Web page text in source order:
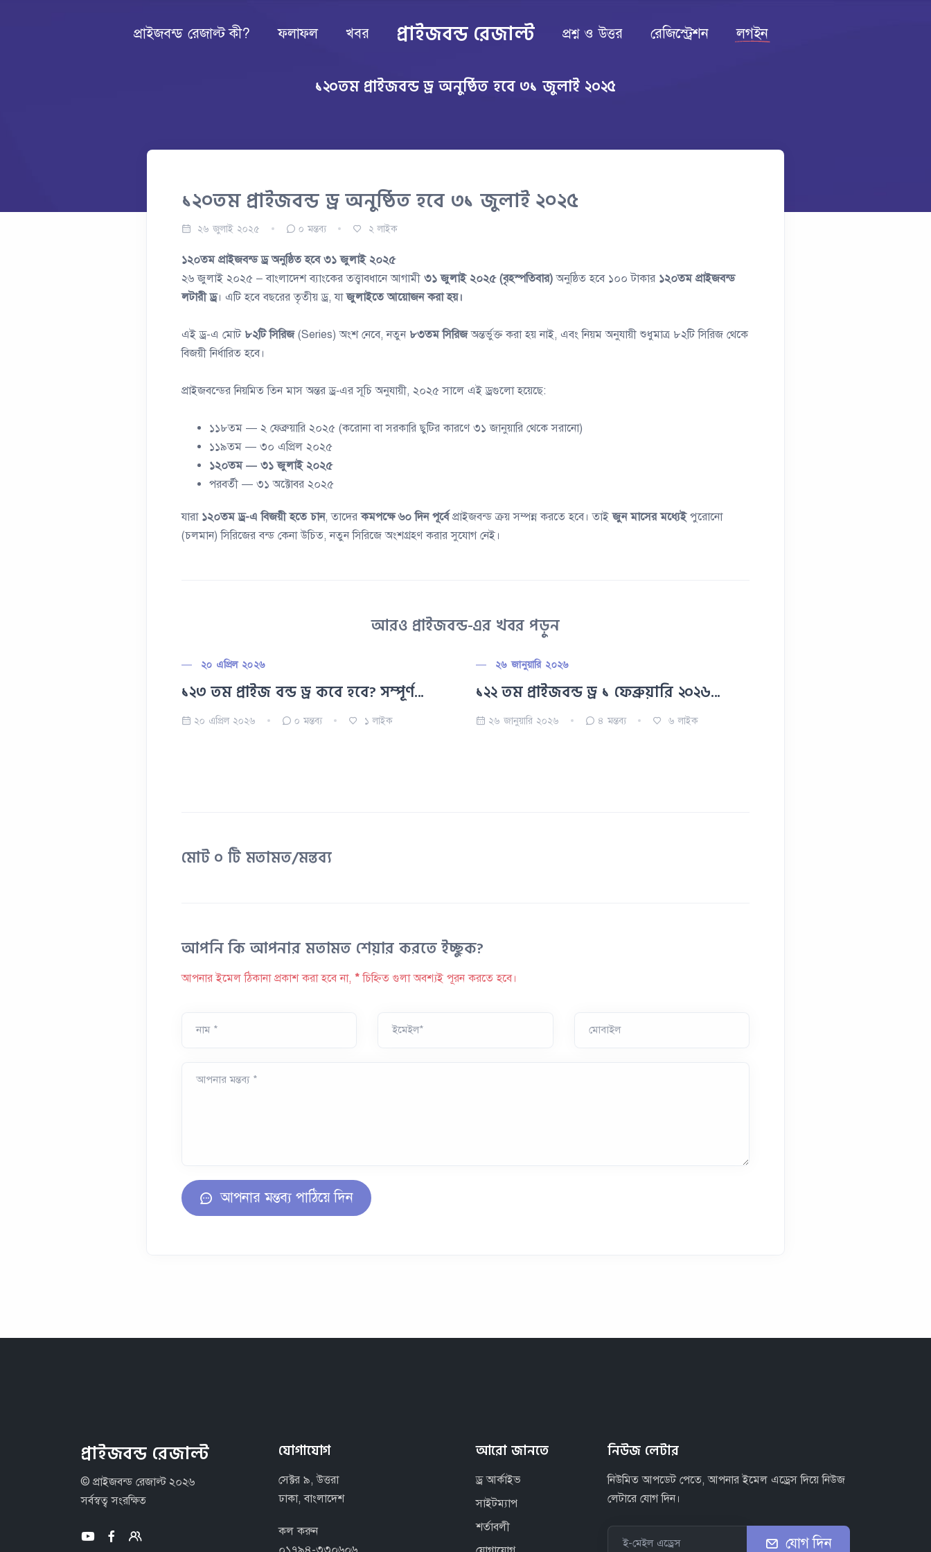
প্রাইজবন্ড রেজাল্ট
প্রাইজবন্ড রেজাল্ট কী? ফলাফল খবর প্রশ্ন ও উত্তর রেজিস্ট্রেশন লগইন
১২০তম প্রাইজবন্ড ড্র অনুষ্ঠিত হবে ৩১ জুলাই ২০২৫
১২০তম প্রাইজবন্ড ড্র অনুষ্ঠিত হবে ৩১ জুলাই ২০২৫
২৬ জুলাই ২০২৫ ০ মন্তব্য ২লাইক
১২০তম প্রাইজবন্ড ড্র অনুষ্ঠিত হবে ৩১ জুলাই ২০২৫
২৬ জুলাই ২০২৫ – বাংলাদেশ ব্যাংকের তত্ত্বাবধানে আগামী ৩১ জুলাই ২০২৫ (বৃহস্পতিবার) অনুষ্ঠিত হবে ১০০ টাকার ১২০তম প্রাইজবন্ড
লটারী ড্র। এটি হবে বছরের তৃতীয় ড্র, যাজুলাইতে আয়োজন করা হয়।
এই ড্র-এ মোট ৮২টি সিরিজ(Series) অংশ নেবে, নতুন ৮৩তম সিরিজঅন্তর্ভুক্ত করা হয় নাই, এবং নিয়ম অনুযায়ী শুধুমাত্র ৮২টি সিরিজ থেকে
বিজয়ী নির্ধারিত হবে।
প্রাইজবন্ডের নিয়মিত তিন মাস অন্তর ড্র‑এর সূচি অনুযায়ী, ২০২৫ সালে এই ড্রগুলো হয়েছে:
১১৮তম — ২ ফেব্রুয়ারি ২০২৫ (করোনা বা সরকারি ছুটির কারণে ৩১ জানুয়ারি থেকে সরানো)
১১৯তম — ৩০ এপ্রিল ২০২৫
১২০তম — ৩১ জুলাই ২০২৫
পরবর্তী — ৩১ অক্টোবর ২০২৫
যারা ১২০তম ড্র-এ বিজয়ী হতে চান, তাদেরকমপক্ষে ৬০ দিন পূর্বেপ্রাইজবন্ড ক্রয় সম্পন্ন করতে হবে। তাইজুন মাসের মধ্যেইপুরোনো
(চলমান) সিরিজের বন্ড কেনা উচিত, নতুন সিরিজে অংশগ্রহণ করার সুযোগ নেই।
আরও প্রাইজবন্ড-এর খবর পড়ুন
২০ এপ্রিল ২০২৬
১২৩ তম প্রাইজ বন্ড ড্র কবে হবে? সম্পূর্ণ...
২০ এপ্রিল ২০২৬ ০ মন্তব্য ১লাইক
২৬ জানুয়ারি ২০২৬
১২২ তম প্রাইজবন্ড ড্র ১ ফেব্রুয়ারি ২০২৬...
২৬ জানুয়ারি ২০২৬ ৪ মন্তব্য ৬লাইক
মোট ০ টি মতামত/মন্তব্য
আপনি কি আপনার মতামত শেয়ার করতে ইচ্ছুক?
আপনার ইমেল ঠিকানা প্রকাশ করা হবে না, *চিহ্নিত গুলা অবশ্যই পূরন করতে হবে।
নাম * ইমেইল* মোবাইল
আপনার মন্তব্য *
আপনার মন্তব্য পাঠিয়ে দিন
প্রাইজবন্ড রেজাল্ট
© প্রাইজবন্ড রেজাল্ট ২০২৬
সর্বস্বত্ব সংরক্ষিত
যোগাযোগ
সেক্টর ৯, উত্তরা
ঢাকা, বাংলাদেশ
কল করুন
আরো জানতে
ড্র আর্কাইভ
সাইটম্যাপ
শর্তাবলী
নিউজ লেটার
নিউমিত আপডেট পেতে, আপনার ইমেল এড্রেস দিয়ে নিউজ
লেটারে যোগ দিন।
ই-মেইল এড্রেস যোগ দিন